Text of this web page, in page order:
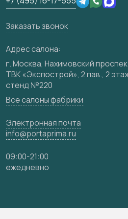
Юридическая информация
Медиацентр
Видео
Карта сайта
Заказать звонок
Адрес салона:
г. Москва, Нахимовский
ТВК «Экспострой», 2 пав., 2
стенд №220
Все салоны фабрики
Электронная почта
info@portaprima.ru
09:00-21:00
ежедневно